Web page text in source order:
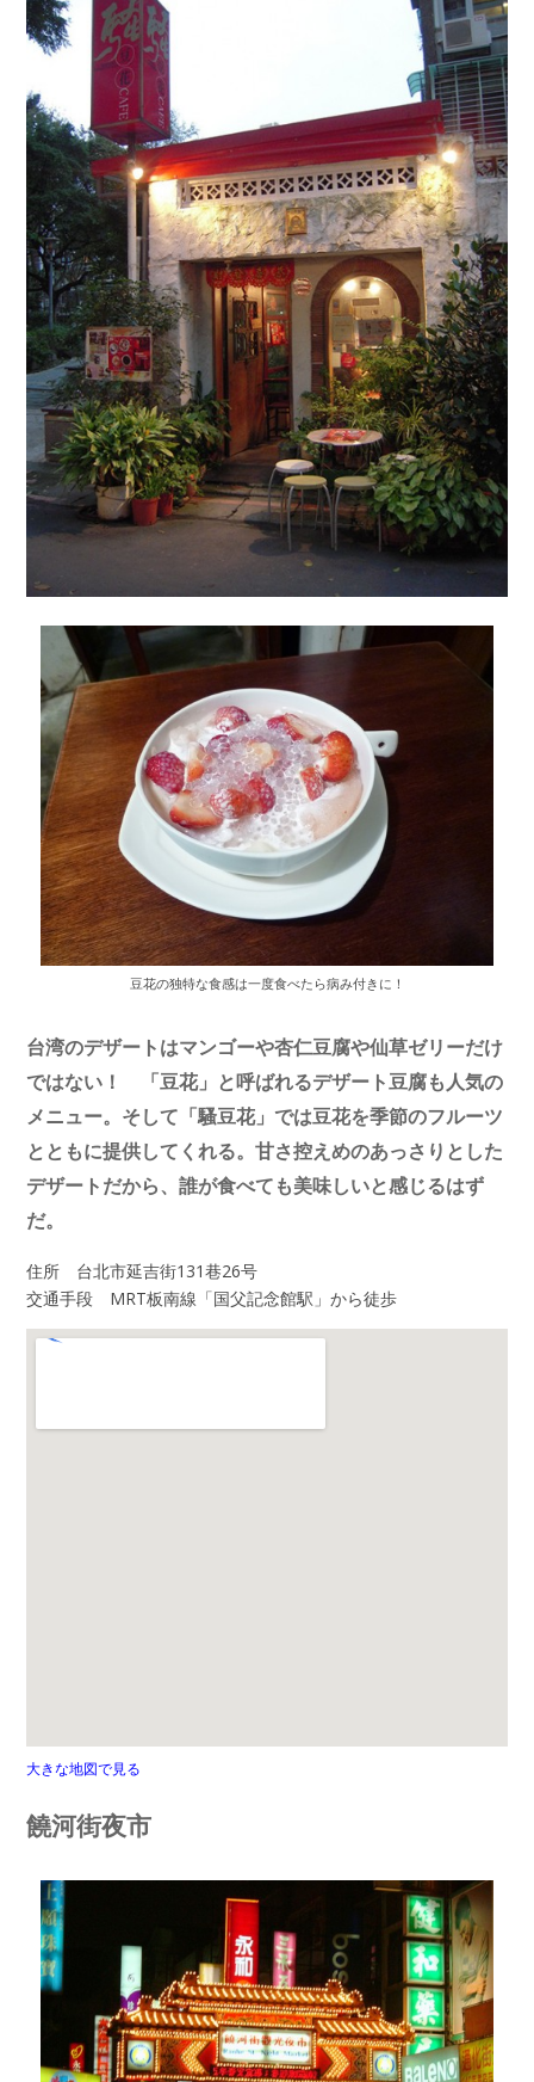
豆花の独特な食感は一度食べたら病み付きに！
台湾のデザートはマンゴーや杏仁豆腐や仙草ゼリーだけ
ではない！ 「豆花」と呼ばれるデザート豆腐も人気の
メニュー。そして「騷豆花」では豆花を季節のフルーツ
とともに提供してくれる。甘さ控えめのあっさりとした
デザートだから、誰が食べても美味しいと感じるはず
だ。
住所 台北市延吉街131巷26号
交通手段 MRT板南線「国父記念館駅」から徒歩
大きな地図で見る
饒河街夜市